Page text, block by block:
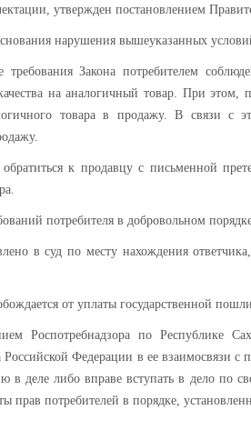
утвержден постановлением
нарушения вышеуказанных
Закона потребителем
на аналогичный товар. При
товара в продажу. В связи с
к продавцу с письменной
потребителя в добровольном
в суд по месту нахождения
от уплаты государственной
Роспотребнадзора по
Российской Федерации в ее взаимосвязи с
в деле либо вправе вступать в дело по
прав потребителей в порядке,